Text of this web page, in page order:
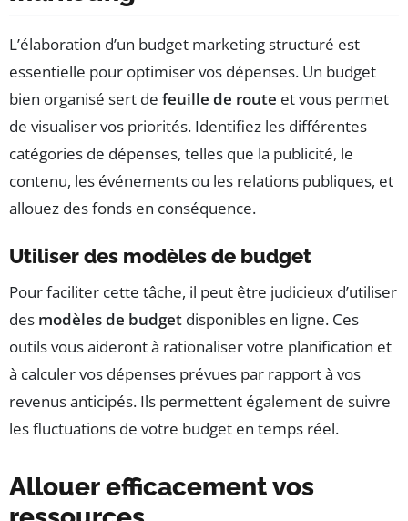
L’élaboration d’un budget marketing structuré est
essentielle pour optimiser vos dépenses. Un budget
bien organisé sert de feuille de route et vous permet
de visualiser vos priorités. Identifiez les différentes
catégories de dépenses, telles que la publicité, le
contenu, les événements ou les relations publiques, et
allouez des fonds en conséquence.
Utiliser des modèles de budget
Pour faciliter cette tâche, il peut être judicieux d’utiliser
des modèles de budget disponibles en ligne. Ces
outils vous aideront à rationaliser votre planification et
à calculer vos dépenses prévues par rapport à vos
revenus anticipés. Ils permettent également de suivre
les fluctuations de votre budget en temps réel.
Allouer efficacement vos